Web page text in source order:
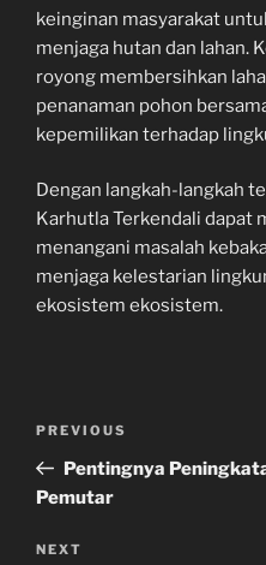
keinginan masyarakat
menjaga hutan dan lahan.
royong membersihkan
penanaman pohon
kepemilikan terhadap
Dengan langkah-langkah
Karhutla Terkendali dapat
menangani masalah
menjaga kelestarian
ekosistem ekosistem.
Previous
Post
PREVIOUS
Pentingnya
Pemutar
Next
NEXT